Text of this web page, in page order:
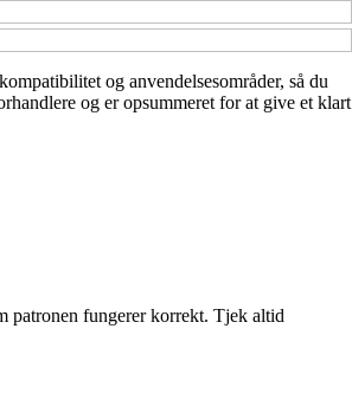
og anvendelsesområder, så du
og er opsummeret for at give et klart
patronen fungerer korrekt. Tjek altid